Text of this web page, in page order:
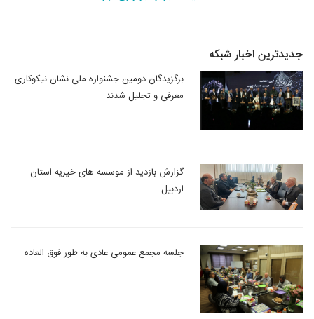
جدیدترین اخبار شبکه
برگزیدگان دومین جشنواره ملی نشان نیکوکاری
معرفی و تجلیل شدند
گزارش بازدید از موسسه های خیریه استان
اردبیل
جلسه مجمع عمومی عادی به طور فوق العاده